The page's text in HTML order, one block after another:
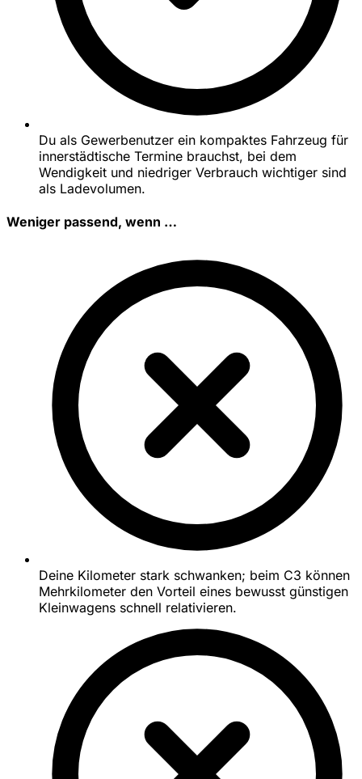
Du als Gewerbenutzer ein kompaktes Fahrzeug für
innerstädtische Termine brauchst, bei dem
Wendigkeit und niedriger Verbrauch wichtiger sind
als Ladevolumen.
Weniger passend, wenn …
Deine Kilometer stark schwanken; beim C3 können
Mehrkilometer den Vorteil eines bewusst günstigen
Kleinwagens schnell relativieren.